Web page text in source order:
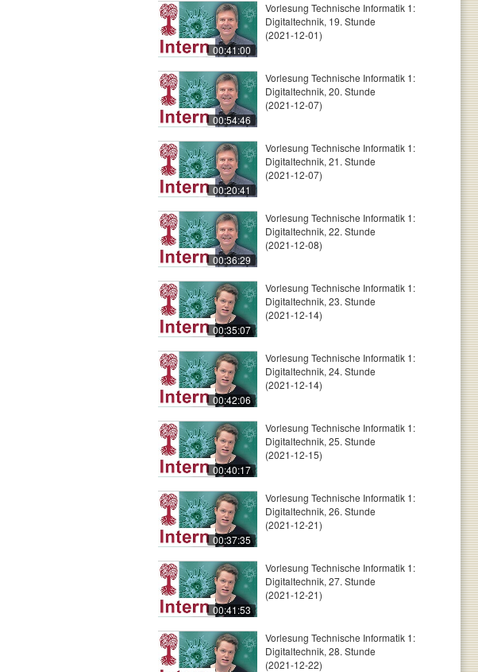
00:41:00
Vorlesung Technische Informatik 1:
Digitaltechnik, 19. Stunde
(2021-12-01)
00:54:46
Vorlesung Technische Informatik 1:
Digitaltechnik, 20. Stunde
(2021-12-07)
00:20:41
Vorlesung Technische Informatik 1:
Digitaltechnik, 21. Stunde
(2021-12-07)
00:36:29
Vorlesung Technische Informatik 1:
Digitaltechnik, 22. Stunde
(2021-12-08)
00:35:07
Vorlesung Technische Informatik 1:
Digitaltechnik, 23. Stunde
(2021-12-14)
00:42:06
Vorlesung Technische Informatik 1:
Digitaltechnik, 24. Stunde
(2021-12-14)
00:40:17
Vorlesung Technische Informatik 1:
Digitaltechnik, 25. Stunde
(2021-12-15)
00:37:35
Vorlesung Technische Informatik 1:
Digitaltechnik, 26. Stunde
(2021-12-21)
00:41:53
Vorlesung Technische Informatik 1:
Digitaltechnik, 27. Stunde
(2021-12-21)
Vorlesung Technische Informatik 1:
Digitaltechnik, 28. Stunde
(2021-12-22)